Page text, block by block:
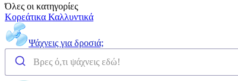
Όλες οι κατηγορίες
Κορεάτικα Καλλυντικά
Ψάχνεις για δροσιά;